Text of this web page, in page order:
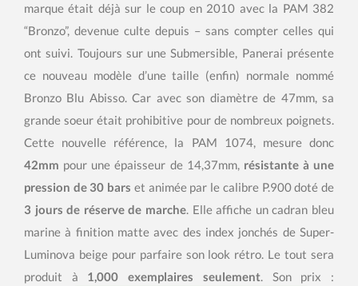
marque était déjà sur le coup en 2010 avec la PAM 382
“Bronzo”, devenue culte depuis – sans compter celles qui
ont suivi. Toujours sur une Submersible, Panerai présente
ce nouveau modèle d’une taille (enfin) normale nommé
Bronzo Blu Abisso. Car avec son diamètre de 47mm, sa
grande soeur était prohibitive pour de nombreux poignets.
Cette nouvelle référence, la PAM 1074, mesure donc
42mm pour une épaisseur de 14,37mm, résistante à une
pression de 30 bars et animée par le calibre P.900 doté de
3 jours de réserve de marche. Elle affiche un cadran bleu
marine à finition matte avec des index jonchés de Super-
Luminova beige pour parfaire son look rétro. Le tout sera
produit à 1,000 exemplaires seulement. Son prix :